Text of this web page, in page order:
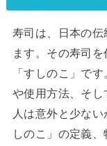
寿司は、日本の
ます。その寿司
「すしのこ」で
や使用方法、そ
人は意外と少な
しのこ」の定義